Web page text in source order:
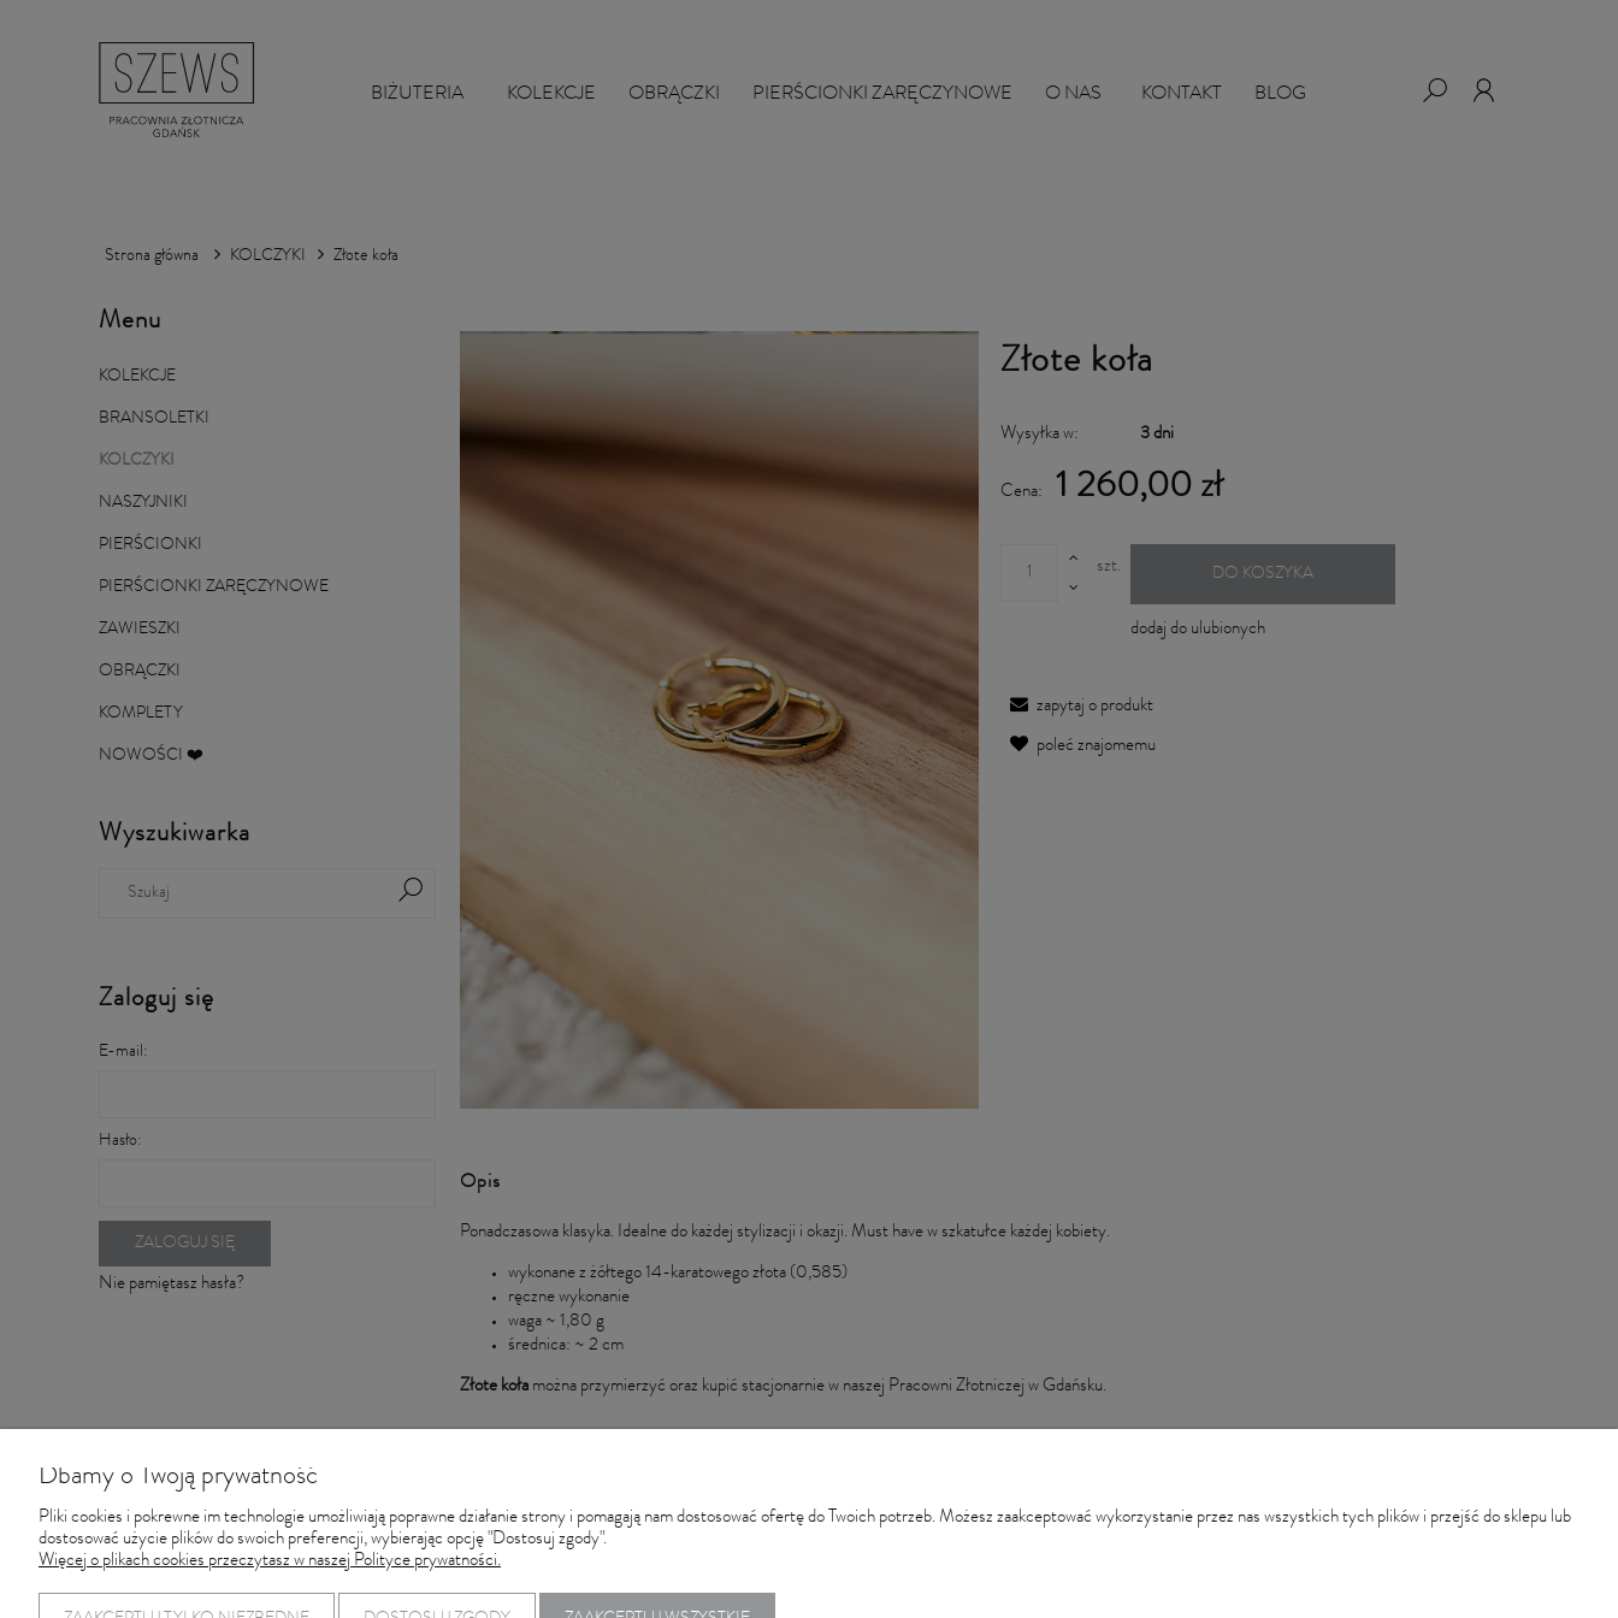
BIŻUTERIA KOLEKCJE OBRĄCZKI PIERŚCIONKI ZARĘCZYNOWE O NAS KONTAKT BLOG
Strona główna KOLCZYKI Złote koła
Menu
KOLEKCJE
BRANSOLETKI
KOLCZYKI
NASZYJNIKI
PIERŚCIONKI
PIERŚCIONKI ZARĘCZYNOWE
ZAWIESZKI
OBRĄCZKI
KOMPLETY
NOWOŚCI ❤️
Wyszukiwarka
Zaloguj się
E-mail:
Hasło:
ZALOGUJ SIĘ
Nie pamiętasz hasła?
Złote koła
Wysyłka w: 3 dni
Cena: 1 260,00 zł
szt. DO KOSZYKA
dodaj do ulubionych
zapytaj o produkt
poleć znajomemu
Opis
Ponadczasowa klasyka. Idealne do każdej stylizacji i okazji. Must have w szkatułce każdej kobiety.
wykonane z żółtego 14-karatowego złota (0,585)
ręczne wykonanie
waga ~ 1,80 g
średnica: ~ 2 cm
Złote koła można przymierzyć oraz kupić stacjonarnie w naszej Pracowni Złotniczej w Gdańsku.
Regulamin
pierścionki zaręczynowe
Dbamy o Twoją prywatność
Pliki cookies i pokrewne im technologie umożliwiają poprawne działanie strony i pomagają nam dostosować ofertę do Twoich potrzeb. Możesz zaakceptować wykorzystanie przez nas wszystkich tych plików i przejść do sklepu lub
dostosować użycie plików do swoich preferencji, wybierając opcję "Dostosuj zgody".
Więcej o plikach cookies przeczytasz w naszej Polityce prywatności.